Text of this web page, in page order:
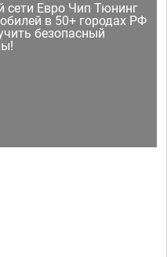
сети Евро Чип Тюнинг
в 50+ городах РФ
безопасный